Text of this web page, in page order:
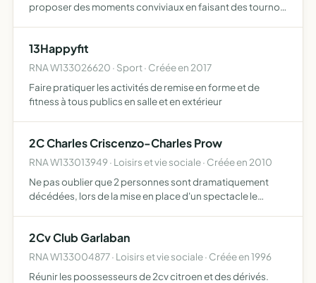
proposer des moments conviviaux en faisant des tournois
13Happyfit
RNA W133026620 · Sport · Créée en 2017
Faire pratiquer les activités de remise en forme et de
fitness à tous publics en salle et en extérieur
2C Charles Criscenzo-Charles Prow
RNA W133013949 · Loisirs et vie sociale · Créée en 2010
Ne pas oublier que 2 personnes sont dramatiquement
décédées, lors de la mise en place d'un spectacle le
cérémonie en date …
2Cv Club Garlaban
RNA W133004877 · Loisirs et vie sociale · Créée en 1996
Réunir les poossesseurs de 2cv citroen et des dérivés.